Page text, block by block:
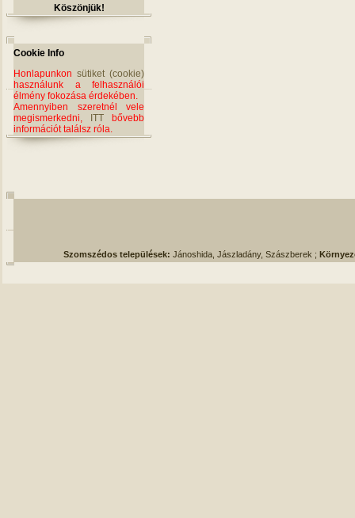
Köszönjük!
Cookie Info
Honlapunkon sütiket (cookie)
használunk a felhasználói
élmény fokozása érdekében.
Amennyiben szeretnél vele
megismerkedni,
ITT bővebb
információt találsz róla.
Szomszédos települések: Jánoshida, Jászladány, Szászberek ;